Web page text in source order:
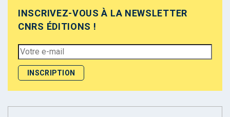
INSCRIVEZ-VOUS À LA NEWSLETTER
CNRS ÉDITIONS !